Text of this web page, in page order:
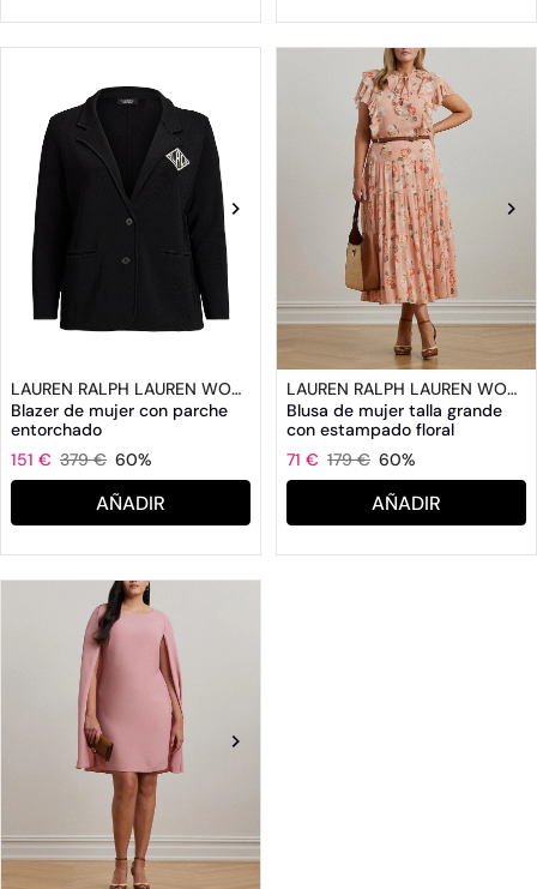
LAUREN RALPH LAUREN WOMAN
Blazer de mujer con parche
entorchado
151 € 379 € 60%
AÑADIR
LAUREN RALPH LAUREN WOMAN
Blusa de mujer talla grande
con estampado floral
71 € 179 € 60%
AÑADIR